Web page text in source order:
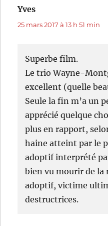
Yves
25 mars 2017 à 13 h 51 min
Superbe film.
Le trio Wayne-
excellent (quelle
Seule la fin m’a un
apprécié quelque
plus en rapport,
haine atteint par le
adoptif interprété
bien vu mourir de la
adoptif, victime
destructrices.